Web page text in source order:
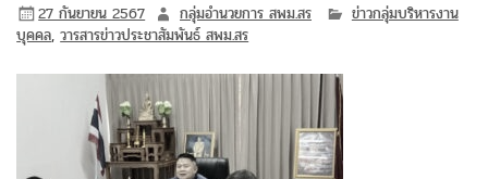
27 กันยายน 2567 กลุ่มอำนวยการ สพม.สร
ข่าวกลุ่มบริหารงาน
บุคคล,วารสารข่าวประชาสัมพันธ์ สพม.สร